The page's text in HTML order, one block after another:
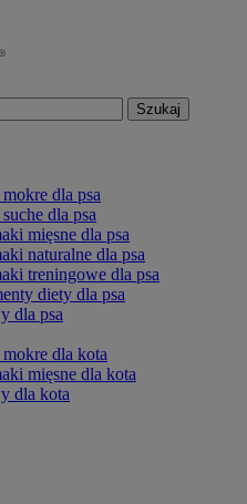
dla psa
dla psa
mięsne dla psa
naturalne dla psa
treningowe dla psa
diety dla psa
dla psa
dla kota
mięsne dla kota
dla kota